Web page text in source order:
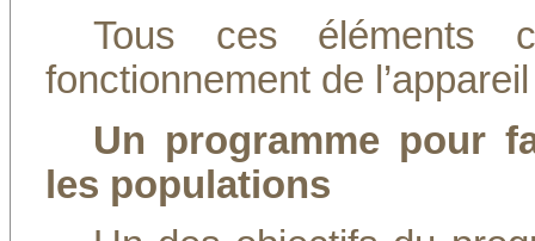
Tous ces éléments
fonctionnement de
Un programme pour
les populations